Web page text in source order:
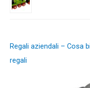
Regali aziendali – Cosa
regali